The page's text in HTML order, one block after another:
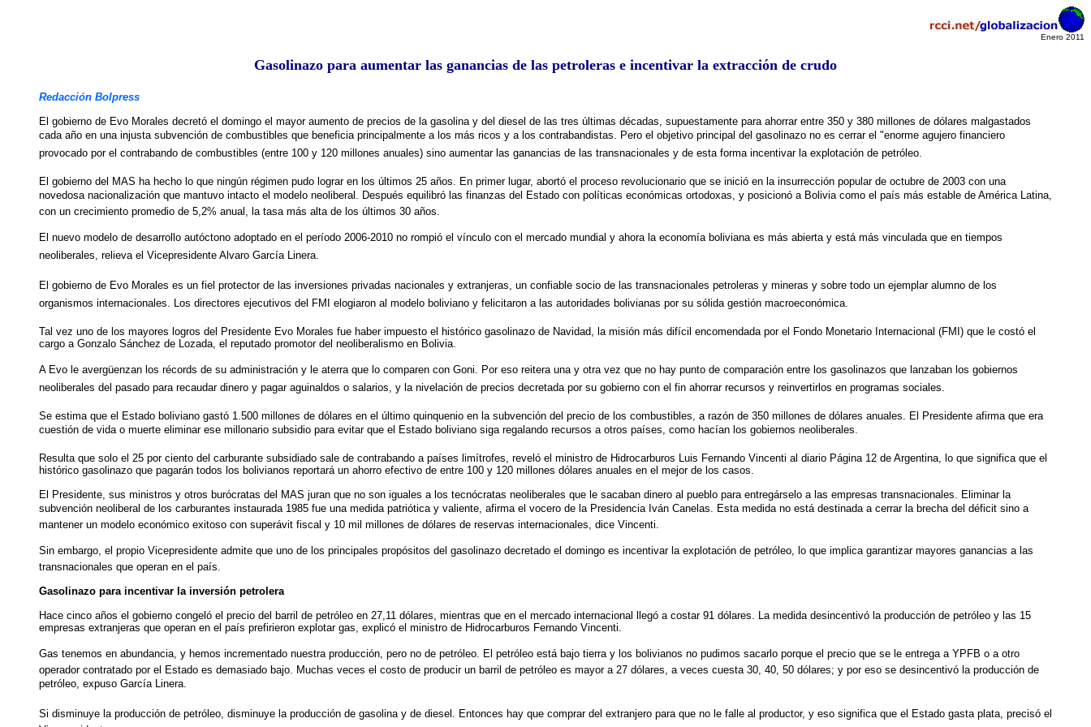
Enero 2011
Gasolinazo para aumentar las ganancias de las petroleras e incentivar la extracción de crudo
Redacción Bolpress
El gobierno de Evo Morales decretó el domingo el mayor aumento de precios de la gasolina y del diesel de las tres últimas décadas, supuestamente para ahorrar entre 350 y 380 millones de dólares malgastados
cada año en una injusta subvención de combustibles que beneficia principalmente a los más ricos y a los contrabandistas. Pero el objetivo principal del gasolinazo no es cerrar el "enorme agujero financiero
provocado por el contrabando de combustibles (entre 100 y 120 millones anuales) sino aumentar las ganancias de las transnacionales y de esta forma incentivar la explotación de petróleo.
El gobierno del MAS ha hecho lo que ningún régimen pudo lograr en los últimos 25 años. En primer lugar, abortó el proceso revolucionario que se inició en la insurrección popular de octubre de 2003 con una
novedosa nacionalización que mantuvo intacto el modelo neoliberal. Después equilibró las finanzas del Estado con políticas económicas ortodoxas, y posicionó a Bolivia como el país más estable de América Latina,
con un crecimiento promedio de 5,2% anual, la tasa más alta de los últimos 30 años.
El nuevo modelo de desarrollo autóctono adoptado en el período 2006-2010 no rompió el vínculo con el mercado mundial y ahora la economía boliviana es más abierta y está más vinculada que en tiempos
neoliberales, relieva el Vicepresidente Alvaro García Linera.
El gobierno de Evo Morales es un fiel protector de las inversiones privadas nacionales y extranjeras, un confiable socio de las transnacionales petroleras y mineras y sobre todo un ejemplar alumno de los
organismos internacionales. Los directores ejecutivos del FMI elogiaron al modelo boliviano y felicitaron a las autoridades bolivianas por su sólida gestión macroeconómica.
Tal vez uno de los mayores logros del Presidente Evo Morales fue haber impuesto el histórico gasolinazo de Navidad, la misión más difícil encomendada por el Fondo Monetario Internacional (FMI) que le costó el
cargo a Gonzalo Sánchez de Lozada, el reputado promotor del neoliberalismo en Bolivia.
A Evo le avergüenzan los récords de su administración y le aterra que lo comparen con Goni. Por eso reitera una y otra vez que no hay punto de comparación entre los gasolinazos que lanzaban los gobiernos
neoliberales del pasado para recaudar dinero y pagar aguinaldos o salarios, y la nivelación de precios decretada por su gobierno con el fin ahorrar recursos y reinvertirlos en programas sociales.
Se estima que el Estado boliviano gastó 1.500 millones de dólares en el último quinquenio en la subvención del precio de los combustibles, a razón de 350 millones de dólares anuales. El Presidente afirma que era
cuestión de vida o muerte eliminar ese millonario subsidio para evitar que el Estado boliviano siga regalando recursos a otros países, como hacían los gobiernos neoliberales.
Resulta que solo el 25 por ciento del carburante subsidiado sale de contrabando a países limítrofes, reveló el ministro de Hidrocarburos Luis Fernando Vincenti al diario Página 12 de Argentina, lo que significa que el
histórico gasolinazo que pagarán todos los bolivianos reportará un ahorro efectivo de entre 100 y 120 millones dólares anuales en el mejor de los casos.
El Presidente, sus ministros y otros burócratas del MAS juran que no son iguales a los tecnócratas neoliberales que le sacaban dinero al pueblo para entregárselo a las empresas transnacionales. Eliminar la
subvención neoliberal de los carburantes instaurada 1985 fue una medida patriótica y valiente, afirma el vocero de la Presidencia Iván Canelas. Esta medida no está destinada a cerrar la brecha del déficit sino a
mantener un modelo económico exitoso con superávit fiscal y 10 mil millones de dólares de reservas internacionales, dice Vincenti.
Sin embargo, el propio Vicepresidente admite que uno de los principales propósitos del gasolinazo decretado el domingo es incentivar la explotación de petróleo, lo que implica garantizar mayores ganancias a las
transnacionales que operan en el país.
Gasolinazo para incentivar la inversión petrolera
Hace cinco años el gobierno congeló el precio del barril de petróleo en 27,11 dólares, mientras que en el mercado internacional llegó a costar 91 dólares. La medida desincentivó la producción de petróleo y las 15
empresas extranjeras que operan en el país prefirieron explotar gas, explicó el ministro de Hidrocarburos Fernando Vincenti.
Gas tenemos en abundancia, y hemos incrementado nuestra producción, pero no de petróleo. El petróleo está bajo tierra y los bolivianos no pudimos sacarlo porque el precio que se le entrega a YPFB o a otro
operador contratado por el Estado es demasiado bajo. Muchas veces el costo de producir un barril de petróleo es mayor a 27 dólares, a veces cuesta 30, 40, 50 dólares; y por eso se desincentivó la producción de
petróleo, expuso García Linera.
Si disminuye la producción de petróleo, disminuye la producción de gasolina y de diesel. Entonces hay que comprar del extranjero para que no le falle al productor, y eso significa que el Estado gasta plata, precisó el